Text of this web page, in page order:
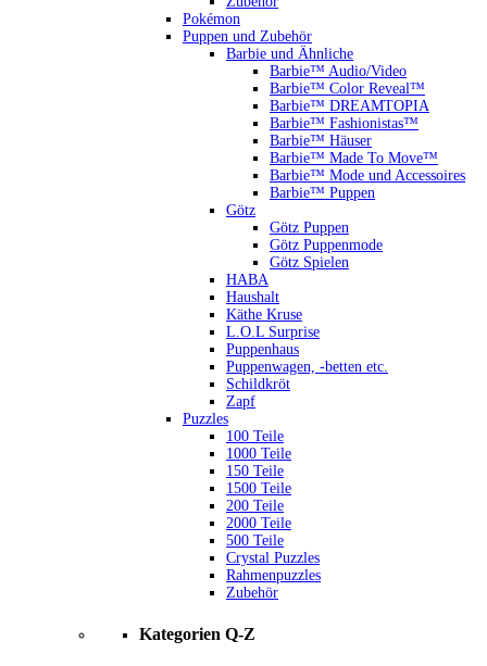
Pokémon
Puppen und Zubehör
Barbie und Ähnliche
Barbie™ Audio/Video
Barbie™ Color Reveal™
Barbie™ DREAMTOPIA
Barbie™ Fashionistas™
Barbie™ Häuser
Barbie™ Made To Move™
Barbie™ Mode und Accessoires
Barbie™ Puppen
Götz
Götz Puppen
Götz Puppenmode
Götz Spielen
HABA
Haushalt
Käthe Kruse
L.O.L Surprise
Puppenhaus
Puppenwagen, -betten etc.
Schildkröt
Zapf
Puzzles
100 Teile
1000 Teile
150 Teile
1500 Teile
200 Teile
2000 Teile
500 Teile
Crystal Puzzles
Rahmenpuzzles
Zubehör
Kategorien Q-Z